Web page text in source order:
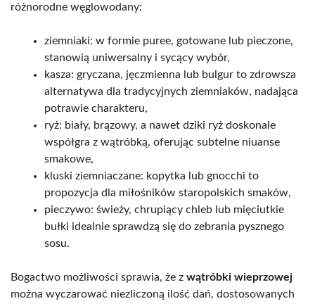
różnorodne węglowodany:
ziemniaki: w formie puree, gotowane lub pieczone,
stanowią uniwersalny i sycący wybór,
kasza: gryczana, jęczmienna lub bulgur to zdrowsza
alternatywa dla tradycyjnych ziemniaków, nadająca
potrawie charakteru,
ryż: biały, brązowy, a nawet dziki ryż doskonale
współgra z wątróbką, oferując subtelne niuanse
smakowe,
kluski ziemniaczane: kopytka lub gnocchi to
propozycja dla miłośników staropolskich smaków,
pieczywo: świeży, chrupiący chleb lub mięciutkie
bułki idealnie sprawdzą się do zebrania pysznego
sosu.
Bogactwo możliwości sprawia, że z wątróbki wieprzowej
można wyczarować niezliczoną ilość dań, dostosowanych